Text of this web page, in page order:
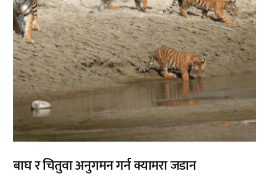
बाघ र चितुवा अनुगमन गर्न क्यामरा जडान